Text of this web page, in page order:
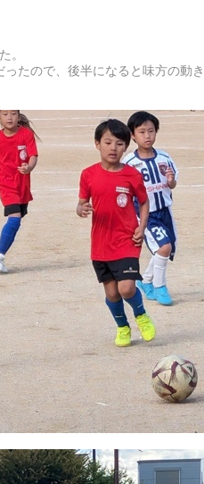
。
たので、後半になると味方の動